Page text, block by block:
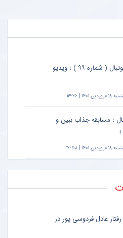
آیفون17
مسابقه جذاب و پر طرفدار پارس فوتبال ( شماره ۹۹ ) ؛ ویدیو
۱۴۰۱ | ۱۳:۲۶
؛ مسابقه جذاب ببین و
۱۴۰۱ | ۱۲:۵۸
عادل فردوسی پور در